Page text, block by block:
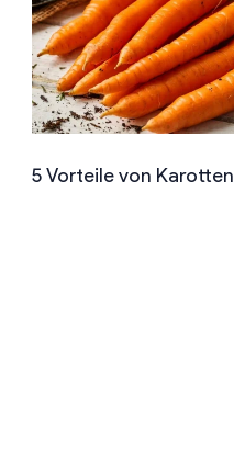
5 Vorteile von Karotten